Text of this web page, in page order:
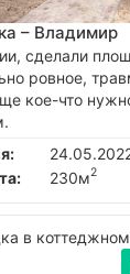
– Владимир
сделали
ровное,
кое-что
230м2
в